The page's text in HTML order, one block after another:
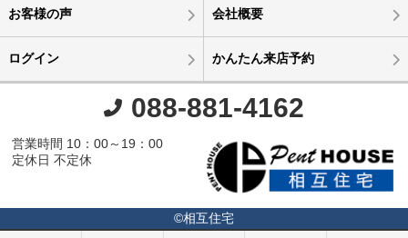
お客様の声 会社概要
ログイン かんたん来店予約
088-881-4162
営業時間 10：00～19：00
定休日 不定休
©相互住宅